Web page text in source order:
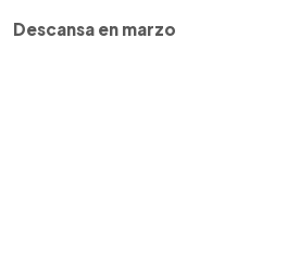
Descansa en marzo